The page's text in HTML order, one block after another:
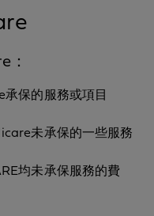
：
保的服務或項目
未承保的一些服務
均未承保服務的費